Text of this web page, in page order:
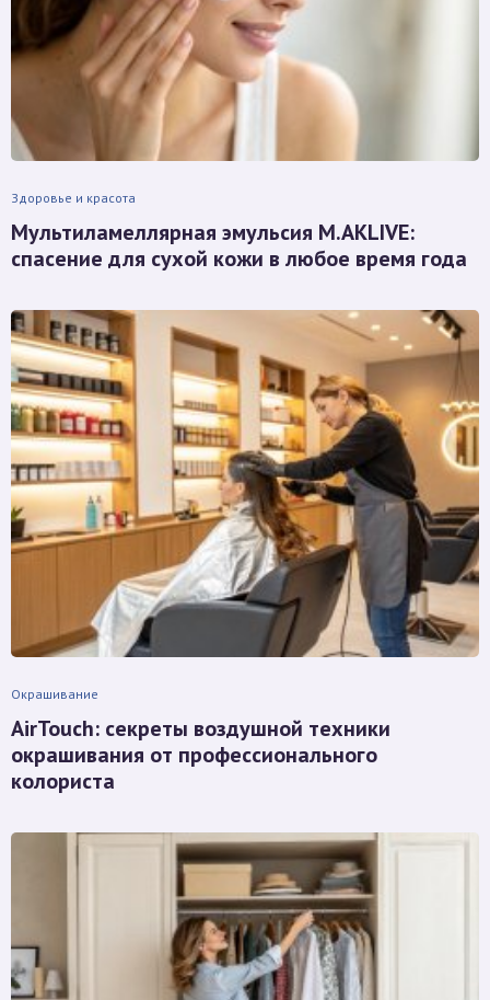
Здоровье и красота
Мультиламеллярная эмульсия M.AKLIVE:
спасение для сухой кожи в любое время года
Окрашивание
AirTouch: секреты воздушной техники
окрашивания от профессионального
колориста